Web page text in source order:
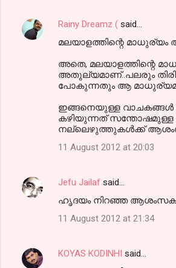
Rainy Dreamz ( said…
മലയാളത്തിന്റെ
അതെ, മലയാളത്തിന്റെ
അതുല്യമാണ്..പലരും
പോകുന്നതും ആ
ഇങ്ങനെയുള്ള വാചകങ്ങൾ
കഴിയുന്നത് സന്തോഷമുള്ള
നല്ലെഴുത്തുകൾക്ക്
11 August 2012 at 20:03
Jefu Jailaf said…
ഹൃദയം നിറഞ്ഞ
11 August 2012 at 21:34
KOYAS KODINHI said…